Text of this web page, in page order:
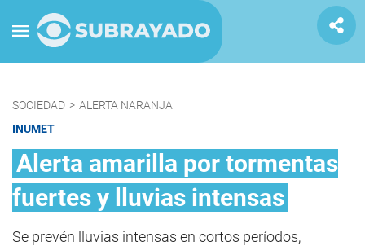
SOCIEDAD > ALERTA NARANJA
INUMET
Alerta amarilla por tormentas
fuertes y lluvias intensas
Se prevén lluvias intensas en cortos períodos,